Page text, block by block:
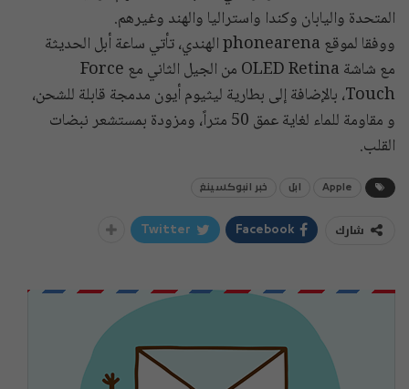
المتحدة واليابان وكندا واستراليا والهند وغيرهم.
ووفقا لموقع phonearena الهندي، تأتي ساعة أبل الحديثة
مع شاشة OLED Retina من الجيل الثاني مع Force
Touch، بالإضافة إلى بطارية ليثيوم أيون مدمجة قابلة للشحن‏،
و مقاومة للماء لغاية عمق 50 متراً، ومزودة بمستشعر نبضات
القلب.
Apple ابل خبر انبوكسينغ
شارك Facebook
Twitter